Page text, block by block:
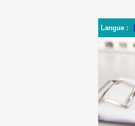
Langue :